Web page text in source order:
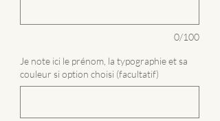
0/100
Je note ici le prénom, la typographie et sa
couleur si option choisi (facultatif)